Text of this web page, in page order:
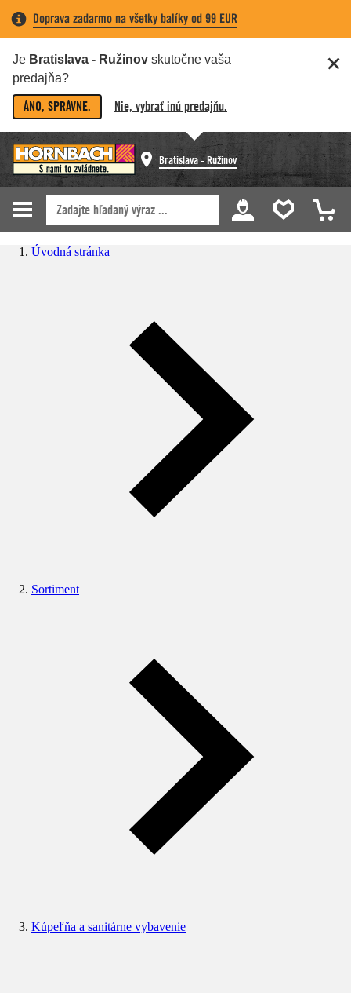
Doprava zadarmo na všetky balíky od 99 EUR
Je Bratislava - Ružinov skutočne vaša
predajňa?
ÁNO, SPRÁVNE. Nie, vybrať inú predajňu.
Bratislava - Ružinov
Úvodná stránka
Sortiment
Kúpeľňa a sanitárne vybavenie